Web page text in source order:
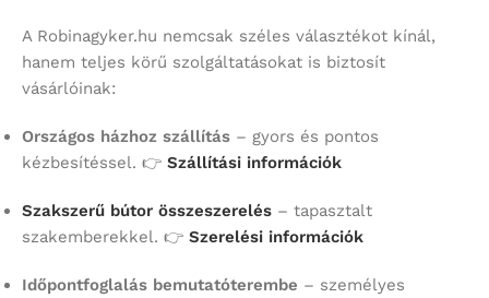
A Robinagyker.hu nemcsak széles választékot kínál,
hanem teljes körű szolgáltatásokat is biztosít
vásárlóinak:
Országos házhoz szállítás – gyors és pontos
kézbesítéssel. 👉 Szállítási információk
Szakszerű bútor összeszerelés – tapasztalt
szakemberekkel. 👉 Szerelési információk
Időpontfoglalás bemutatóterembe – személyes